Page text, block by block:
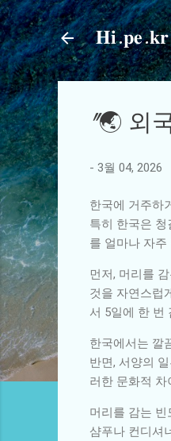
"🌏 외
- 3월 04, 2026
한국에 거주하
특히 한국은
를 얼마나 자주
먼저, 머리를
것을 자연스럽
서 5일에 한 번
한국에서는 깔
반면, 서양의
러한 문화적
머리를 감는
샴푸나 컨디셔